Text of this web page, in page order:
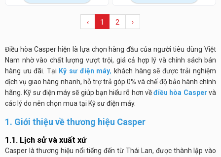
‹ 1 2 ›
Điều hòa Casper hiện là lựa chọn hàng đầu của người tiêu dùng Việt
Nam nhờ vào chất lượng vượt trội, giá cả hợp lý và chính sách bán
hàng ưu đãi. Tại Kỹ sư điện máy, khách hàng sẽ được trải nghiệm
dịch vụ giao hàng nhanh, hỗ trợ trả góp 0% và chế độ bảo hành chính
hãng. Kỹ sư điện máy sẽ giúp bạn hiểu rõ hơn vềđiều hòa Caspervà
các lý do nên chọn mua tại Kỹ sư điện máy.
1. Giới thiệu về thương hiệu Casper
1.1. Lịch sử và xuất xứ
Casper là thương hiệu nổi tiếng đến từ Thái Lan, được thành lập vào